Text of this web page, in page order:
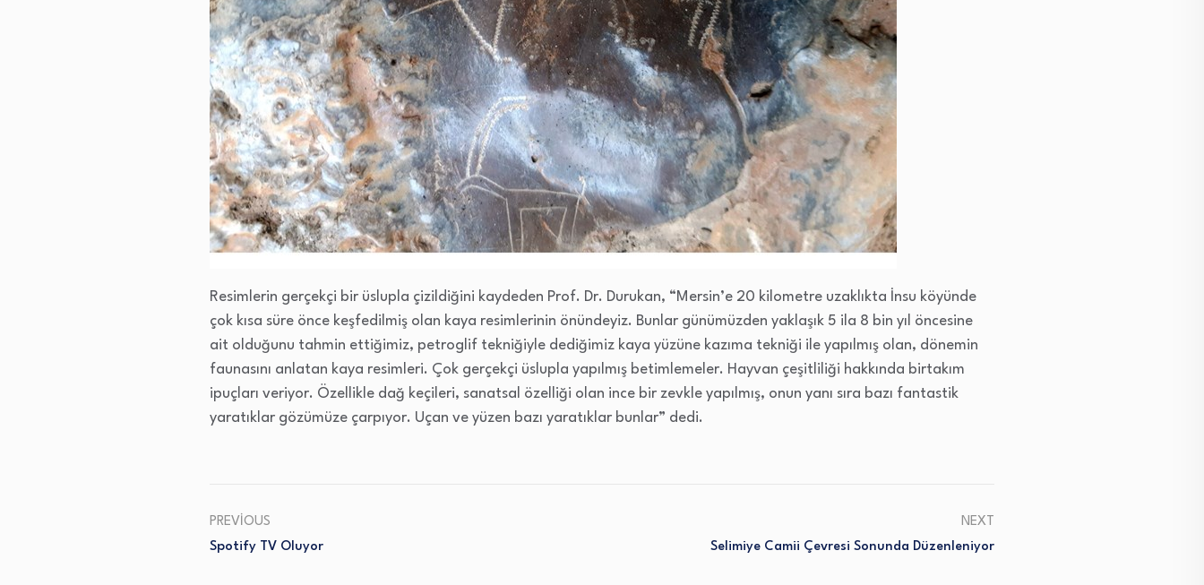
Resimlerin gerçekçi bir üslupla çizildiğini kaydeden Prof. Dr. Durukan, “Mersin’e 20 kilometre uzaklıkta İnsu köyünde
çok kısa süre önce keşfedilmiş olan kaya resimlerinin önündeyiz. Bunlar günümüzden yaklaşık 5 ila 8 bin yıl öncesine
ait olduğunu tahmin ettiğimiz, petroglif tekniğiyle dediğimiz kaya yüzüne kazıma tekniği ile yapılmış olan, dönemin
faunasını anlatan kaya resimleri. Çok gerçekçi üslupla yapılmış betimlemeler. Hayvan çeşitliliği hakkında birtakım
ipuçları veriyor. Özellikle dağ keçileri, sanatsal özelliği olan ince bir zevkle yapılmış, onun yanı sıra bazı fantastik
yaratıklar gözümüze çarpıyor. Uçan ve yüzen bazı yaratıklar bunlar” dedi.
PREVIOUS
Spotify TV Oluyor
NEXT
Selimiye Camii Çevresi Sonunda Düzenleniyor